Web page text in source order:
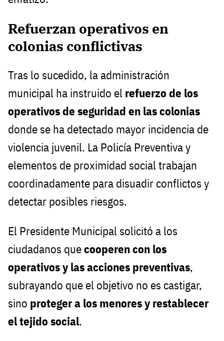
Refuerzan operativos en
colonias conflictivas
Tras lo sucedido, la administración
municipal ha instruido el refuerzo de los
operativos de seguridad en las colonias
donde se ha detectado mayor incidencia de
violencia juvenil. La Policía Preventiva y
elementos de proximidad social trabajan
coordinadamente para disuadir conflictos y
detectar posibles riesgos.
El Presidente Municipal solicitó a los
ciudadanos quecooperen con los
operativos y las acciones preventivas,
subrayando que el objetivo no es castigar,
sino proteger a los menores y restablecer
el tejido social.